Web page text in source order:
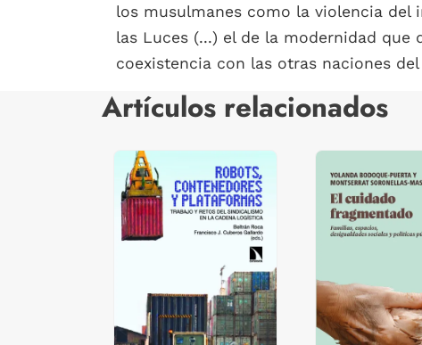
los musulmanes como la violencia
las Luces (...) el de la modernidad
coexistencia con las otras naciones
Artículos relacionados